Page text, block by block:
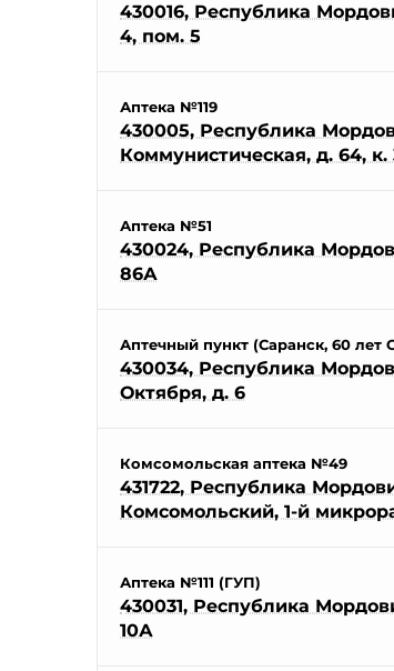
430016, Республика
4, пом. 5
Аптека №119
430005, Республика
Коммунистическая, д. 64, к.
Аптека №51
430024, Республика
86А
Аптечный пункт (Саранск, 60 лет
430034, Республика
Октября, д. 6
Комсомольская аптека №49
431722, Республика
Комсомольский, 1-й
Аптека №111 (ГУП)
430031, Республика
10А